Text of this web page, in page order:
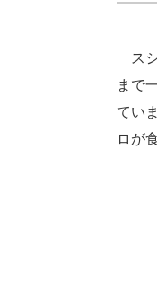
スシ
まで
てい
ロが